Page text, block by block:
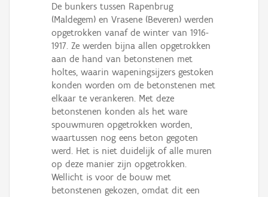
De bunkers tussen Rapenbrug
(Maldegem) en Vrasene (Beveren) werden
opgetrokken vanaf de winter van 1916-
1917. Ze werden bijna allen opgetrokken
aan de hand van betonstenen met
holtes, waarin wapeningsijzers gestoken
konden worden om de betonstenen met
elkaar te verankeren. Met deze
betonstenen konden als het ware
spouwmuren opgetrokken worden,
waartussen nog eens beton gegoten
werd. Het is niet duidelijk of alle muren
op deze manier zijn opgetrokken.
Wellicht is voor de bouw met
betonstenen gekozen, omdat dit een